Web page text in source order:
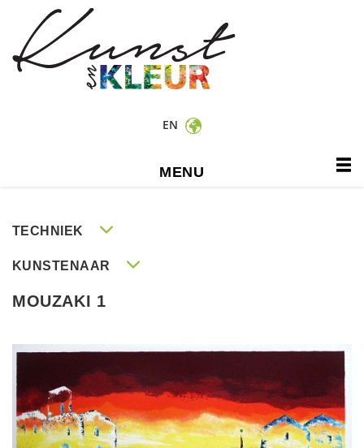
EN
MENU
TECHNIEK
KUNSTENAAR
MOUZAKI 1